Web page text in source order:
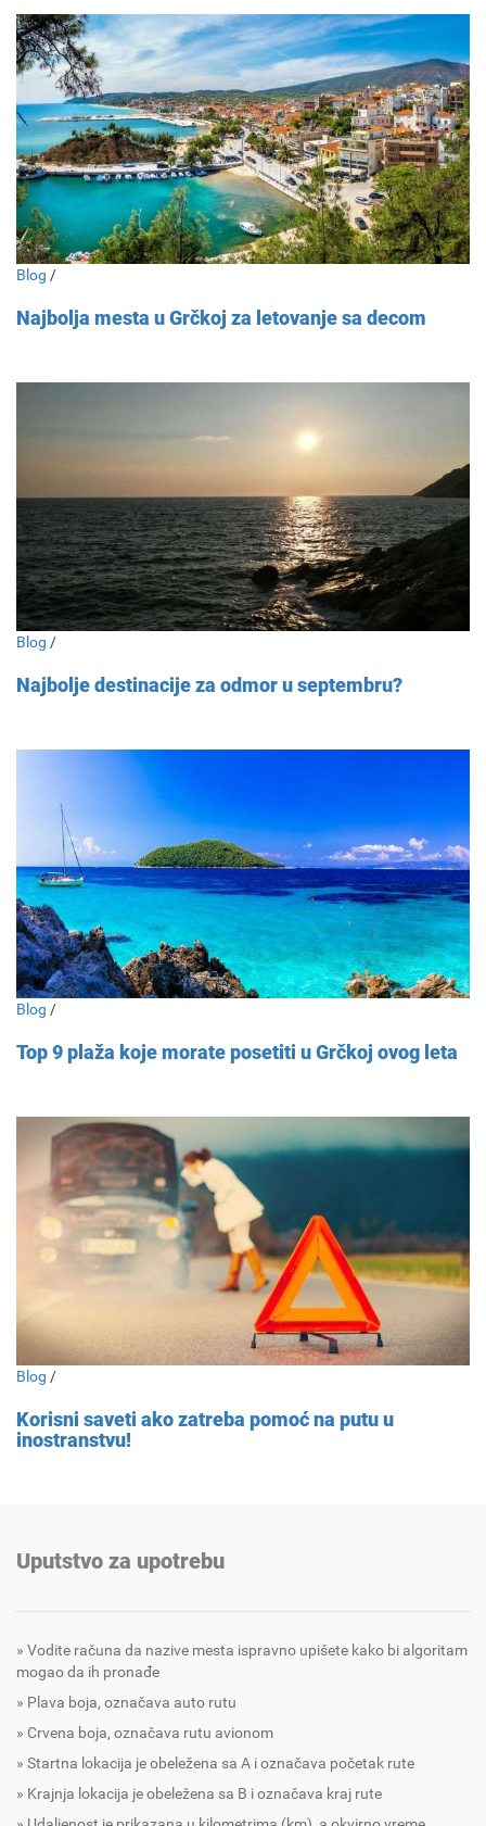
Blog /
Najbolja mesta u Grčkoj za letovanje sa decom
Blog /
Najbolje destinacije za odmor u septembru?
Blog /
Top 9 plaža koje morate posetiti u Grčkoj ovog leta
Blog /
Korisni saveti ako zatreba pomoć na putu u
inostranstvu!
Uputstvo za upotrebu
Vodite računa da nazive mesta ispravno upišete kako bi algoritam
mogao da ih pronađe
Plava boja, označava auto rutu
Crvena boja, označava rutu avionom
Startna lokacija je obeležena sa A i označava početak rute
Krajnja lokacija je obeležena sa B i označava kraj rute